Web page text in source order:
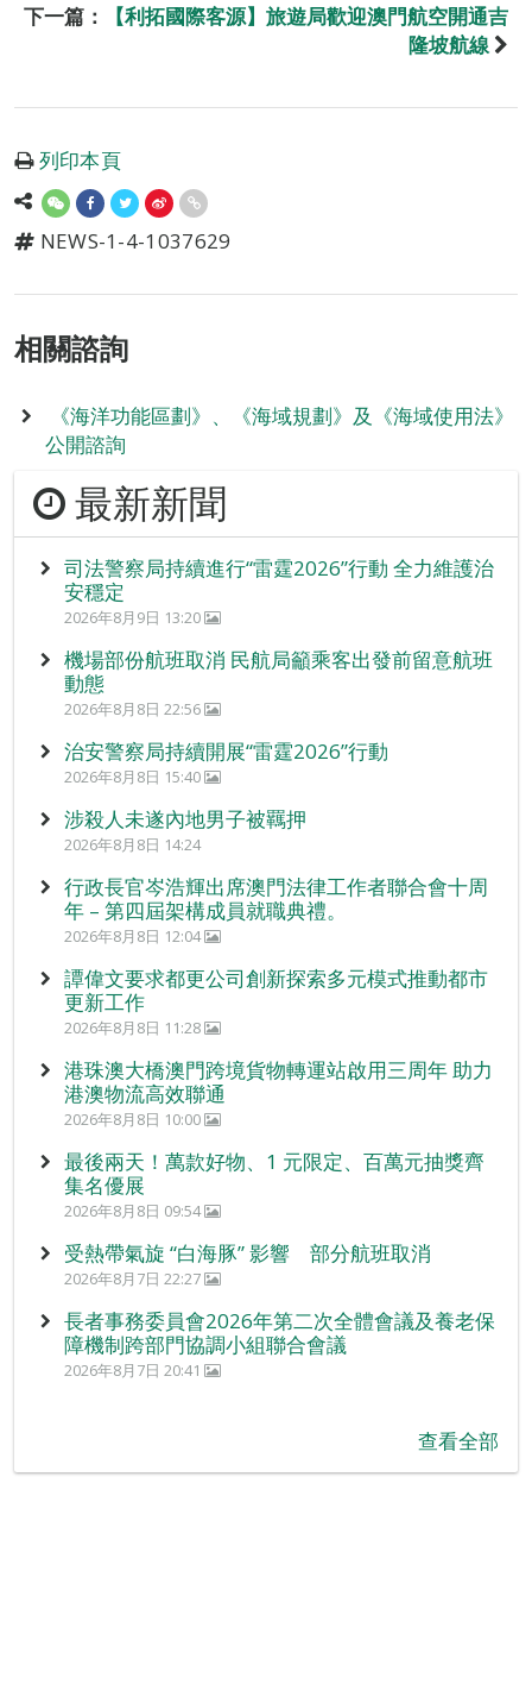
下一篇：
【利拓國際客源】旅遊局歡迎澳門航空開通吉
隆坡航線
列印本頁
NEWS-1-4-1037629
相關諮詢
《海洋功能區劃》、《海域規劃》及《海域使用法》
公開諮詢
最新新聞
司法警察局持續進行“雷霆2026”行動 全力維護治
安穩定
2026年8月9日 13:20
機場部份航班取消 民航局籲乘客出發前留意航班
動態
2026年8月8日 22:56
治安警察局持續開展“雷霆2026”行動
2026年8月8日 15:40
涉殺人未遂內地男子被羈押
2026年8月8日 14:24
行政長官岑浩輝出席澳門法律工作者聯合會十周
年 – 第四屆架構成員就職典禮。
2026年8月8日 12:04
譚偉文要求都更公司創新探索多元模式推動都市
更新工作
2026年8月8日 11:28
港珠澳大橋澳門跨境貨物轉運站啟用三周年 助力
港澳物流高效聯通
2026年8月8日 10:00
最後兩天！萬款好物、1 元限定、百萬元抽獎齊
集名優展
2026年8月8日 09:54
受熱帶氣旋 “白海豚” 影響 部分航班取消
2026年8月7日 22:27
長者事務委員會2026年第二次全體會議及養老保
障機制跨部門協調小組聯合會議
2026年8月7日 20:41
查看全部